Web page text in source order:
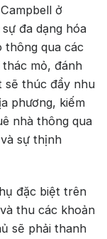
ở
đa dạng hóa
thông qua các
mỏ, đánh
sẽ thúc đẩy nhu
phương, kiếm
nhà thông qua
sự thịnh
đặc biệt trên
thu các khoản
sẽ phải thanh